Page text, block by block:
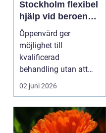
Stockholm flexibel
hjälp vid beroende
och annan
problematik
Öppenvård ger
möjlighet till
kvalificerad
behandling utan att
personen behöver
lämna sitt hem, sitt ...
02 juni 2026